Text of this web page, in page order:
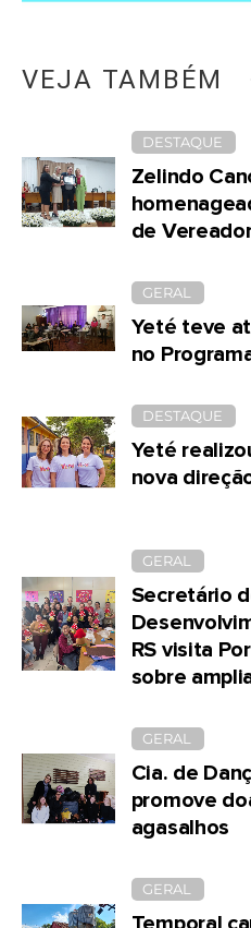
VEJA TAMBÉM
DESTAQUE
Zelindo
de
GERAL
Yeté teve
no
DESTAQUE
Yeté
nova
GERAL
Secretário
RS visita
sobre
GERAL
Cia. de
promove
agasalhos
GERAL
Temporal